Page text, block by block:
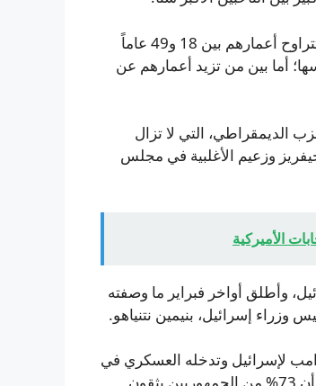
استطلاع لمركز بيو صدر في أبريل أظهر أن 84% من الديمقراطيين الذين تتراوح أعمارهم بين 18 و49 عاماً
في الفئة نفسها؛ أما بين من تزيد أعمارهم عن
الديمقراطي، التي لا تزال
وزعيم الأغلبية في مجلس
الأميركية
وأطلق أواخر فبراير ما وصفته
إسرائيل، بنيمين نتنياهو.
لإسرائيل وتدخله العسكري في